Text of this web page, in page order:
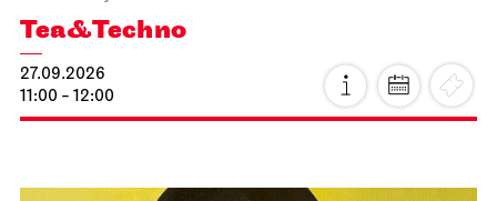
Tea&Techno
27.09.2026
11:00 - 12:00